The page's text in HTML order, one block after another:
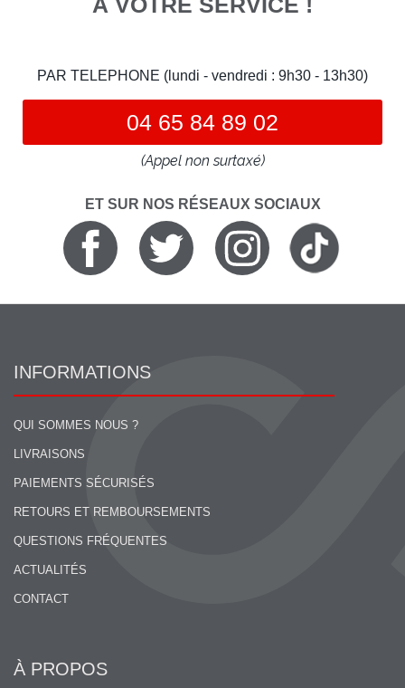
PAR TELEPHONE (lundi - vendredi : 9h30 - 13h30)
04 65 84 89 02
(Appel non surtaxé)
ET SUR NOS RÉSEAUX SOCIAUX
INFORMATIONS
QUI SOMMES NOUS ?
LIVRAISONS
PAIEMENTS SÉCURISÉS
RETOURS ET REMBOURSEMENTS
QUESTIONS FRÉQUENTES
ACTUALITÉS
CONTACT
À PROPOS